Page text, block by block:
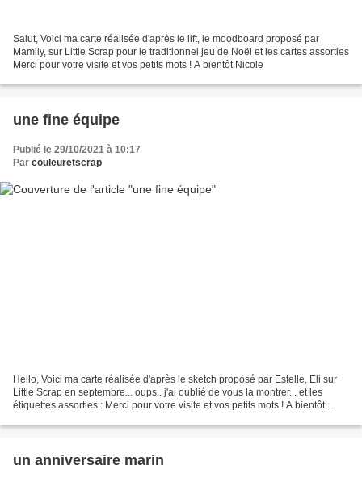
Salut, Voici ma carte réalisée d'après le lift, le moodboard proposé par
Mamily, sur Little Scrap pour le traditionnel jeu de Noël et les cartes assorties
Merci pour votre visite et vos petits mots ! A bientôt Nicole
une fine équipe
Publié le 29/10/2021 à 10:17
Par couleuretscrap
Hello, Voici ma carte réalisée d'après le sketch proposé par Estelle, Eli sur
Little Scrap en septembre... oups.. j'ai oublié de vous la montrer... et les
étiquettes assorties : Merci pour votre visite et vos petits mots ! A bientôt
un anniversaire marin